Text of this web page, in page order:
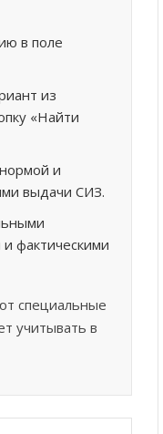
в поле
из
«Найти
и
выдачи СИЗ.
фактическими
специальные
учитывать в